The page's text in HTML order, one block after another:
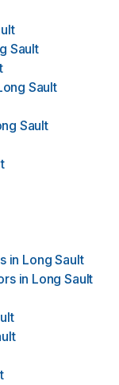
Sault
Sault
Sault
in Long Sault
in Long Sault